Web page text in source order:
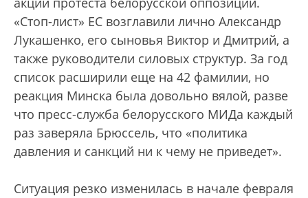
«Стоп-лист» ЕС возглавили лично Александр
Лукашенко, его сыновья Виктор и Дмитрий, а
также руководители силовых структур. За год
список расширили еще на 42 фамилии, но
реакция Минска была довольно вялой, разве
что пресс-служба белорусского МИДа каждый
раз заверяла Брюссель, что «политика
давления и санкций ни к чему не приведет».
Ситуация резко изменилась в начале февраля